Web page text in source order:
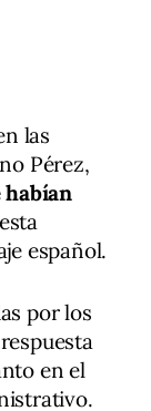
las
Pérez,
habían
español.
por los
en el